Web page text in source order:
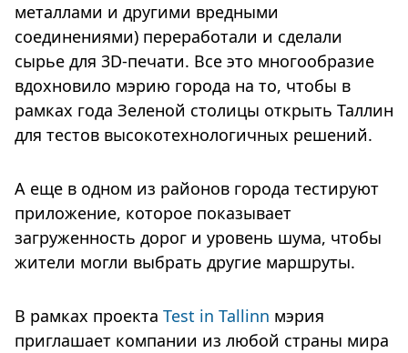
металлами и другими вредными
соединениями) переработали и сделали
сырье для 3D-печати. Все это многообразие
вдохновило мэрию города на то, чтобы в
рамках года Зеленой столицы открыть Таллин
для тестов высокотехнологичных решений.
А еще в одном из районов города тестируют
приложение, которое показывает
загруженность дорог и уровень шума, чтобы
жители могли выбрать другие маршруты.
В рамках проекта Test in Tallinn мэрия
приглашает компании из любой страны мира